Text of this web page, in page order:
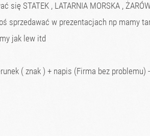
się STATEK , LATARNIA MORSKA ,
sprzedawać w prezentacjach np mamy
jak lew itd
( znak ) + napis (Firma bez